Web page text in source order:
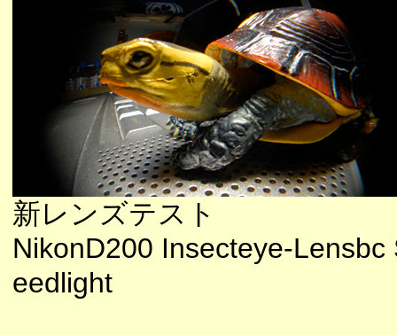
新レンズテスト
NikonD200 Insecteye-Lensbc
eedlight